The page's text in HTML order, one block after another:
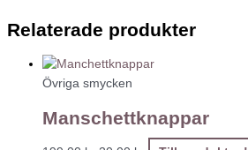
Relaterade produkter
Övriga smycken
Manschettknappar